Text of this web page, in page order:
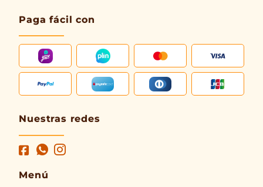
Paga fácil con
Nuestras redes
Menú